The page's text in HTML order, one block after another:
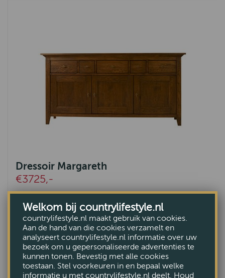
Dressoir Margareth
€3725,-
Welkom bij countrylifestyle.nl
countrylifestyle.nl maakt gebruik van cookies.
Aan de hand van die cookies verzamelt en
analyseert countrylifestyle.nl informatie over uw
bezoek om u gepersonaliseerde advertenties te
kunnen tonen. Bevestig met alle cookies
toestaan. Stel voorkeuren in en bepaal welke
informatie u met countrylifestyle.nl deelt. Houd